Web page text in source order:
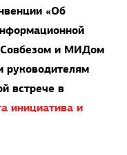
«Об
Совбезом и МИДом
руководителям
встрече в
инициатива и